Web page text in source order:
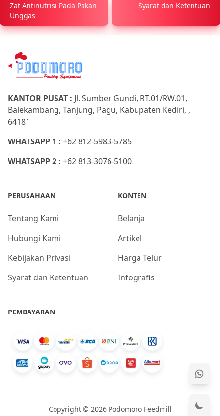
Zat Antinutrisi Pada Pakan
Unggas
Syarat dan Ketentuan
KANTOR PUSAT : Jl. Sumber Gundi, RT.01/RW.01,
Balekambang, Tanjung, Pagu, Kabupaten Kediri, ,
64181
WHATSAPP 1 : +62 812-5983-5785
WHATSAPP 2 : +62 813-3076-5100
PERUSAHAAN
Tentang Kami
Hubungi Kami
Kebijakan Privasi
Syarat dan Ketentuan
KONTEN
Belanja
Artikel
Harga Telur
Infografis
PEMBAYARAN
Copyright © 2026 Podomoro Feedmill